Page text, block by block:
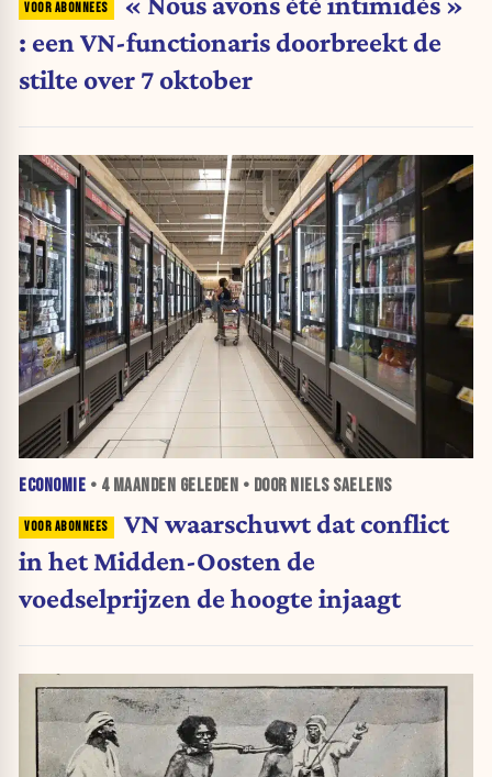
: een VN-functionaris doorbreekt de
stilte over 7 oktober
ECONOMIE • 4 MAANDEN GELEDEN • DOOR NIELS SAELENS
VN waarschuwt dat conflict
in het Midden-Oosten de
voedselprijzen de hoogte injaagt